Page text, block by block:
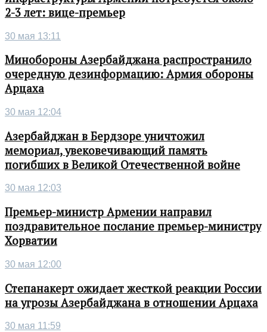
2-3 лет: вице-премьер
30 мая 13:11
Минобороны Азербайджана распространило
очередную дезинформацию: Армия обороны
Арцаха
30 мая 12:04
Азербайджан в Бердзоре уничтожил
мемориал, увековечивающий память
погибших в Великой Отечественной войне
30 мая 12:03
Премьер-министр Армении направил
поздравительное послание премьер-министру
Хорватии
30 мая 12:00
Степанакерт ожидает жесткой реакции России
на угрозы Азербайджана в отношении Арцаха
30 мая 11:59